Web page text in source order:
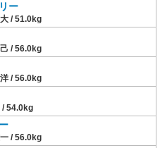
ー
/ 51.0kg
/ 56.0kg
/ 56.0kg
/ 54.0kg
/ 56.0kg